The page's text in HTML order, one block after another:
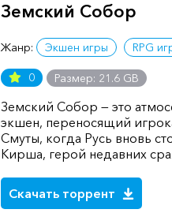
Земский Собор
Жанр: Экшен игры RPG
0 Размер: 21.6 GB
Земский Собор — это
экшен, переносящий
Смуты, когда Русь вновь
Кирша, герой недавних
Скачать торрент